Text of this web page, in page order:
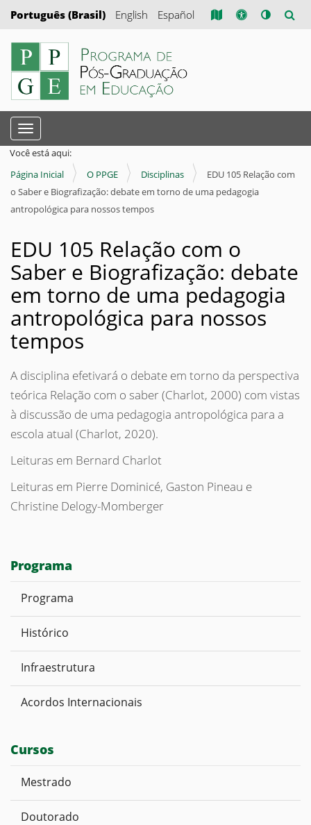
Português (Brasil) English Español
Toggle navigation
Você está aqui:
Página Inicial
O PPGE Disciplinas
EDU 105 Relação com
o Saber e Biografização: debate em torno de uma pedagogia
antropológica para nossos tempos
Programa
Programa
Histórico
Infraestrutura
Acordos Internacionais
Cursos
Mestrado
Doutorado
EDU 105 Relação com o
Saber e Biografização: debate
em torno de uma pedagogia
antropológica para nossos
tempos
A disciplina efetivará o debate em torno da perspectiva
teórica Relação com o saber (Charlot, 2000) com vistas
à discussão de uma pedagogia antropológica para a
escola atual (Charlot, 2020).
Leituras em Bernard Charlot
Leituras em Pierre Dominicé, Gaston Pineau e
Christine Delogy-Momberger